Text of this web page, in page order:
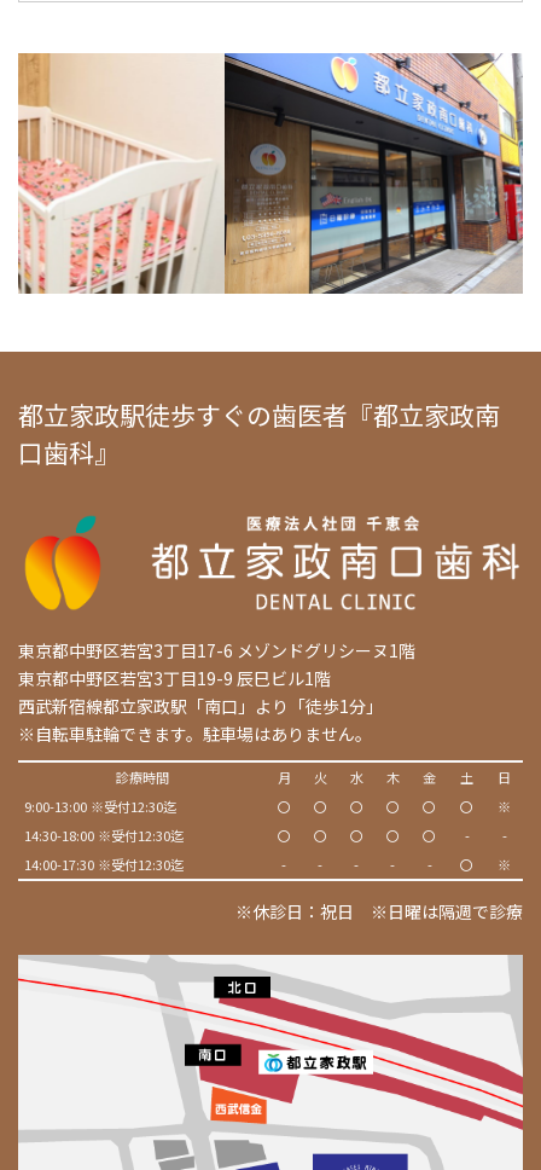
都立家政駅徒歩すぐの歯医者『都立家政南
口歯科』
東京都中野区若宮3丁目17-6 メゾンドグリシーヌ1階
東京都中野区若宮3丁目19-9 辰巳ビル1階
西武新宿線都立家政駅「南口」より「徒歩1分」
※自転車駐輪できます。駐車場はありません。
診療時間 月 火 水 木 金 土
日
9:00-13:00 ※受付12:30迄
〇 〇 〇 〇 〇 〇
※
14:30-18:00 ※受付12:30迄
〇 〇 〇 〇 〇 -
-
14:00-17:30 ※受付12:30迄
- - - - - 〇 ※
※休診日：祝日 ※日曜は隔週で診療